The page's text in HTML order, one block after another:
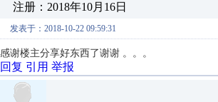
注册：2018年10月16日
发表于：2018-10-22 09:59:31
感谢楼主分享好东西了谢谢 。。。
回复 引用 举报